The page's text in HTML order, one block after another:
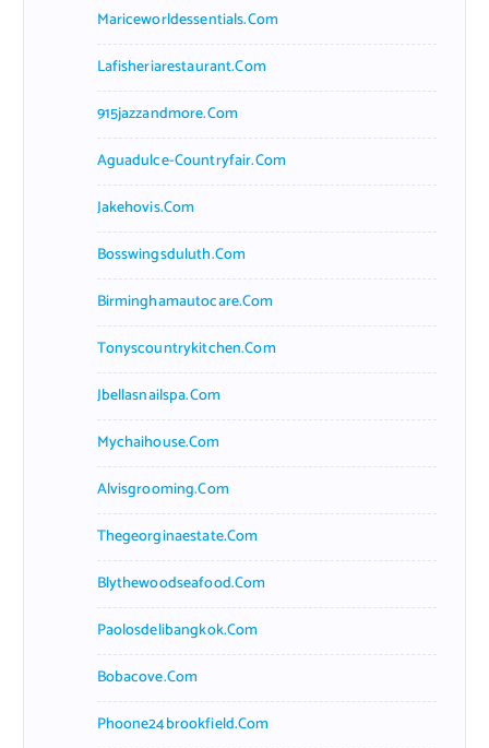
Mariceworldessentials.com
Lafisheriarestaurant.com
915jazzandmore.com
Aguadulce-Countryfair.com
Jakehovis.com
Bosswingsduluth.com
Birminghamautocare.com
Tonyscountrykitchen.com
Jbellasnailspa.com
Mychaihouse.com
Alvisgrooming.com
Thegeorginaestate.com
Blythewoodseafood.com
Paolosdelibangkok.com
Bobacove.com
Phoone24brookfield.com